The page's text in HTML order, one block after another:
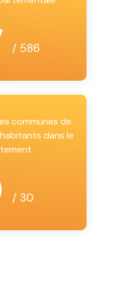
/ 586
communes de
dans le
/ 30